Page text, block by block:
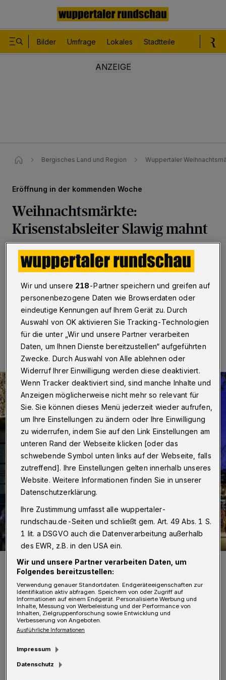
Bilder Umfrage Lokales Stadtteile
Bergisches Land und Region Wuppertaler
Eröffnung in der kommenden Woche
Weihnachtsmärkte:
Krisenstabsleiter Slawig mahnt
Wuppertal· In Wuppertal öffnen in diesem Jahr in
Barmen und Elberfeld Weihnachtsmärkte – allerdings in
einer „Light“-Version“. Start soll am kommenden
Donnerstag (18. November 2021) sein.
10.11.2021 , 18:00 Uhr Eine Minute Lesezeit
Weihnachten in Elberfeld: Schnappschuss aus dem Dezember
2020.
D
as Konzept für Elberfeld sieht vor, dass
Verkaufsbuden mit entsprechendem
Wir und unsere 218-Partner speichern und greifen auf
personenbezogene Daten wie Browserdaten oder
eindeutige Kennungen auf Ihrem Gerät zu. Durch
Auswahl von OK aktivieren Sie Tracking-Technologien
für die unter „Wir und unsere Partner verarbeiten
Daten, um Ihnen Dienste bereitzustellen“ aufgeführten
Zwecke. Durch Auswahl von Alle ablehnen oder
Widerruf Ihrer Einwilligung werden diese deaktiviert.
Wenn Tracker deaktiviert sind, sind manche Inhalte und
Anzeigen möglicherweise nicht mehr so relevant für
Sie. Sie können dieses Menü jederzeit wieder aufrufen,
um Ihre Einstellungen zu ändern oder Ihre Einwilligung
zu widerrufen, indem Sie auf den Link Einstellungen am
unteren Rand der Webseite klicken [oder das
schwebende Symbol unten links auf der Webseite, falls
zutreffend]. Ihre Einstellungen gelten innerhalb unseres
Website. Weitere Informationen finden Sie in unserer
Datenschutzerklärung.
Ihre Zustimmung umfasst alle wuppertaler-
rundschau.de-Seiten und schließt gem. Art. 49 Abs. 1 S.
1 lit. a DSGVO auch die Datenverarbeitung außerhalb
des EWR, z.B. in den USA ein.
Wir und unsere Partner verarbeiten Daten, um
Folgendes bereitzustellen:
Verwendung genauer Standortdaten. Endgeräteeigenschaften zur
Identifikation aktiv abfragen. Speichern von oder Zugriff auf
Informationen auf einem Endgerät. Personalisierte Werbung und
Inhalte, Messung von Werbeleistung und der Performance von
Inhalten, Zielgruppenforschung sowie Entwicklung und
Verbesserung von Angeboten.
Ausführliche Informationen
Impressum
Datenschutz